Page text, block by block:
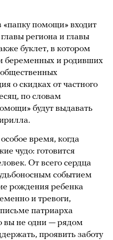
«папку помощи» входит
региона и главы
буклет, в котором
беременных и родивших
о скидках от частного
по словам
будут выдавать
время, когда
чудо: готовится
От всего сердца
событием
рождения ребенка
и тревоги,
патриарха
вы не одни — рядом
проявить заботу